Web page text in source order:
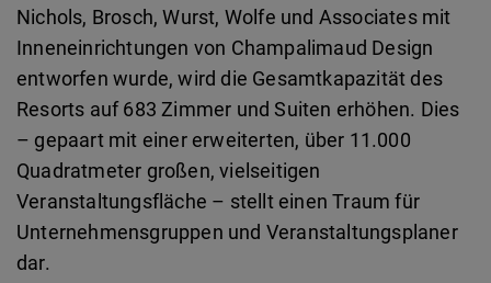
Nichols, Brosch, Wurst, Wolfe und Associates mit
Inneneinrichtungen von Champalimaud Design
entworfen wurde, wird die Gesamtkapazität des
Resorts auf 683 Zimmer und Suiten erhöhen. Dies
– gepaart mit einer erweiterten, über 11.000
Quadratmeter großen, vielseitigen
Veranstaltungsfläche – stellt einen Traum für
Unternehmensgruppen und Veranstaltungsplaner
dar.